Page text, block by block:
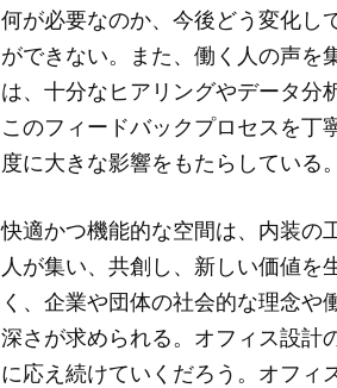
何が必要なのか、今後どう変化し
ができない。また、働く人の声を
は、十分なヒアリングやデータ分
このフィードバックプロセスを丁
度に大きな影響をもたらしている。
快適かつ機能的な空間は、内装の
人が集い、共創し、新しい価値を
く、企業や団体の社会的な理念
深さが求められる。オフィス設計
に応え続けていくだろう。オフィ